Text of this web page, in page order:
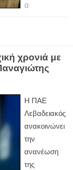
α
χρονιά με
Η ΠΑΕ
Λεβαδειακός
ανακοινώνει
την
ανανέωση
της